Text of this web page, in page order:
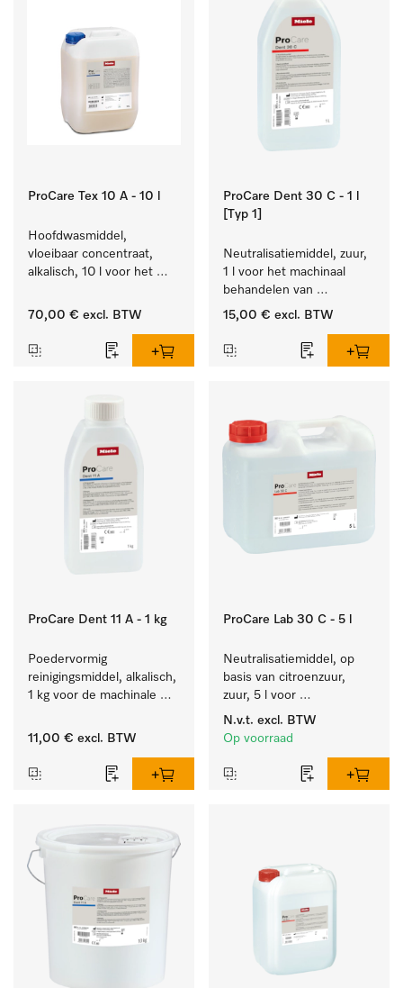
ProCare Tex 10 A - 10 l
Hoofdwasmiddel,
vloeibaar concentraat,
alkalisch, 10 l voor het
en kleurechte bonte was.
70,00 € excl. BTW
ProCare Dent 30 C - 1 l
[Typ 1]
Neutralisatiemiddel, zuur,
1 l voor het machinaal
behandelen van
tandheelkundige- en
15,00 € excl. BTW
ProCare Dent 11 A - 1 kg
Poedervormig
reinigingsmiddel, alkalisch,
1 kg voor de machinale
tandheelkundige
11,00 € excl. BTW
ProCare Lab 30 C - 5 l
Neutralisatiemiddel, op
basis van citroenzuur,
zuur, 5 l voor
materiaalbesparende,
machinale reiniging van
gerei.
N.v.t. excl. BTW
Op voorraad